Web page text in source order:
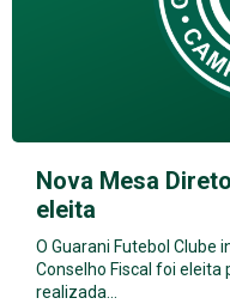
Nova Mesa
eleita
O Guarani Futebol Clube
Conselho Fiscal foi eleita
realizada…